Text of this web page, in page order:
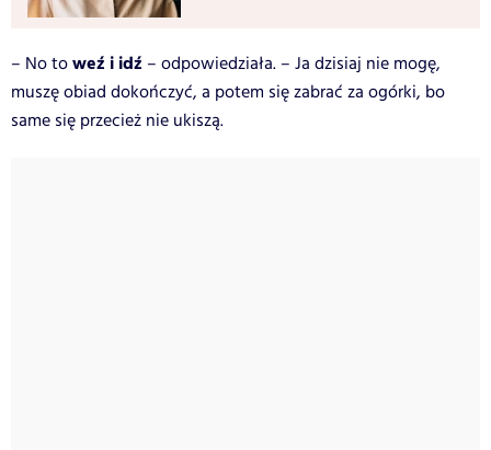
– No toweź i idź – odpowiedziała. – Ja dzisiaj nie mogę,
muszę obiad dokończyć, a potem się zabrać za ogórki, bo
same się przecież nie ukiszą.